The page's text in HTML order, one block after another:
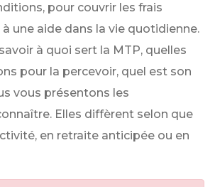
pour couvrir les frais
une aide dans la vie quotidienne.
à quoi sert la MTP, quelles
pour la percevoir, quel est son
vous présentons les
Elles diffèrent selon que
en retraite anticipée ou en